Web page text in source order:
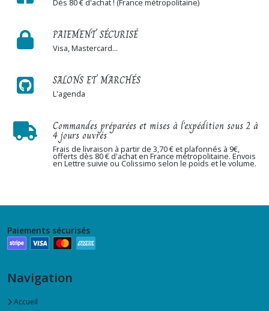
Dès 80 € d'achat ! (France métropolitaine)
PAIEMENT SÉCURISÉ
Visa, Mastercard...
SALONS ET MARCHÉS
L'agenda
Commandes préparées et mises à l'expédition sous 2 à
4 jours ouvrés
Frais de livraison à partir de 3,70 € et plafonnés à 9€,
offerts dès 80 € d'achat en France métropolitaine. Envois
en Lettre suivie ou Colissimo selon le poids et le volume.
Paiements sécurisés
Navigation
Accueil